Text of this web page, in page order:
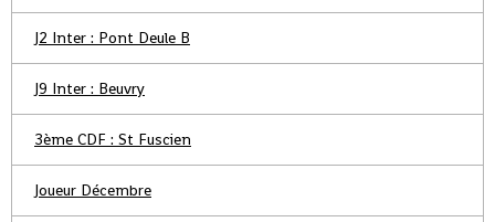
J2 Inter : Pont Deule B
J9 Inter : Beuvry
3ème CDF : St Fuscien
Joueur Décembre